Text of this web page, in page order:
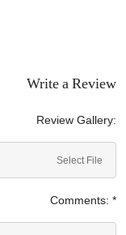
Write a Review
Review Gallery:
Select File
Comments: *